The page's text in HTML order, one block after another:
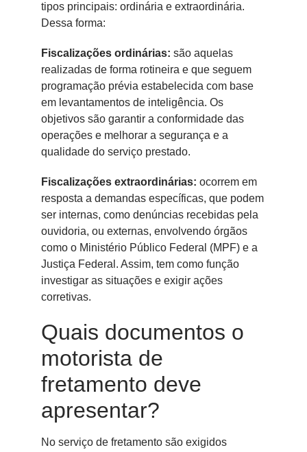
tipos principais: ordinária e extraordinária.
Dessa forma:
Fiscalizações ordinárias: são aquelas
realizadas de forma rotineira e que seguem
programação prévia estabelecida com base
em levantamentos de inteligência. Os
objetivos são garantir a conformidade das
operações e melhorar a segurança e a
qualidade do serviço prestado.
Fiscalizações extraordinárias: ocorrem em
resposta a demandas específicas, que podem
ser internas, como denúncias recebidas pela
ouvidoria, ou externas, envolvendo órgãos
como o Ministério Público Federal (MPF) e a
Justiça Federal. Assim, tem como função
investigar as situações e exigir ações
corretivas.
Quais documentos o
motorista de
fretamento deve
apresentar?
No serviço de fretamento são exigidos